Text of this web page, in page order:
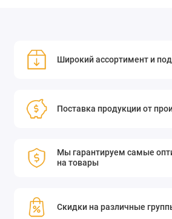
различных в оптических систем -
Рассеивает пучок света
Широкий ассортимент и
Поставка продукции от
Мы гарантируем самые
на товары
Скидки на различные